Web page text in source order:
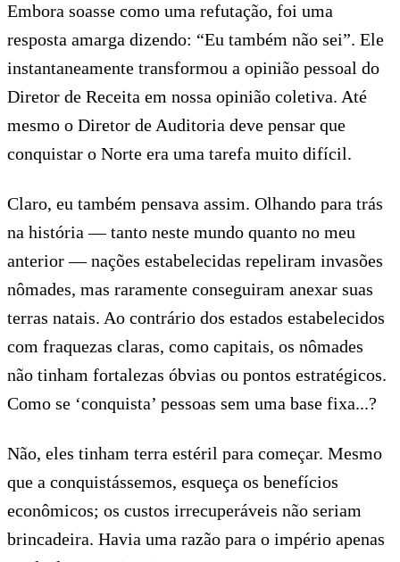
Embora soasse como uma refutação, foi uma
resposta amarga dizendo: “Eu também não sei”. Ele
instantaneamente transformou a opinião pessoal do
Diretor de Receita em nossa opinião coletiva. Até
mesmo o Diretor de Auditoria deve pensar que
conquistar o Norte era uma tarefa muito difícil.
Claro, eu também pensava assim. Olhando para trás
na história — tanto neste mundo quanto no meu
anterior — nações estabelecidas repeliram invasões
nômades, mas raramente conseguiram anexar suas
terras natais. Ao contrário dos estados estabelecidos
com fraquezas claras, como capitais, os nômades
não tinham fortalezas óbvias ou pontos estratégicos.
Como se ‘conquista’ pessoas sem uma base fixa...?
Não, eles tinham terra estéril para começar. Mesmo
que a conquistássemos, esqueça os benefícios
econômicos; os custos irrecuperáveis não seriam
brincadeira. Havia uma razão para o império apenas